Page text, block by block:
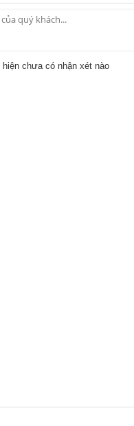
hiện chưa có nhận xét nào